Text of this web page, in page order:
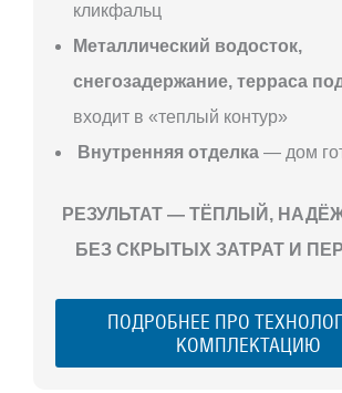
кликфальц
Металлический водосток,
снегозадержание, терраса
входит в «теплый контур»
Внутренняя отделка — дом
РЕЗУЛЬТАТ — ТЁПЛЫЙ,
БЕЗ СКРЫТЫХ ЗАТРАТ И
ПОДРОБНЕЕ ПРО
КОМПЛЕКТАЦИЮ